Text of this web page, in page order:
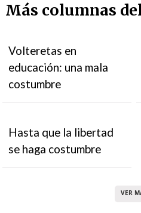
Más columnas
Volteretas en
educación: una mala
costumbre
Hasta que la libertad
se haga costumbre
VER